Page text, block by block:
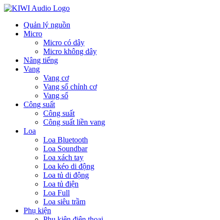
Quản lý nguồn
Micro
Micro có dây
Micro không dây
Nâng tiếng
Vang
Vang cơ
Vang số chỉnh cơ
Vang số
Công suất
Công suất
Công suất liền vang
Loa
Loa Bluetooth
Loa Soundbar
Loa xách tay
Loa kéo di động
Loa tủ di động
Loa tủ điện
Loa Full
Loa siêu trầm
Phụ kiện